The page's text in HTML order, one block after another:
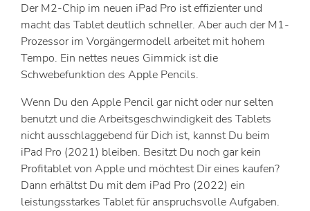
Der M2-Chip im neuen iPad Pro ist effizienter und
macht das Tablet deutlich schneller. Aber auch der M1-
Prozessor im Vorgängermodell arbeitet mit hohem
Tempo. Ein nettes neues Gimmick ist die
Schwebefunktion des Apple Pencils.
Wenn Du den Apple Pencil gar nicht oder nur selten
benutzt und die Arbeitsgeschwindigkeit des Tablets
nicht ausschlaggebend für Dich ist, kannst Du beim
iPad Pro (2021) bleiben. Besitzt Du noch gar kein
Profitablet von Apple und möchtest Dir eines kaufen?
Dann erhältst Du mit dem iPad Pro (2022) ein
leistungsstarkes Tablet für anspruchsvolle Aufgaben.